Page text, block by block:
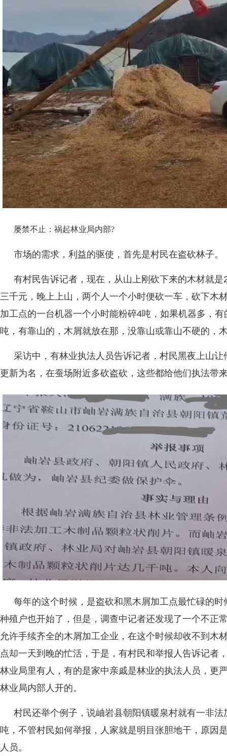
屡禁不止：祸起林业局内部?
市场的需求，利益的驱使，首先是村民在盗砍林子。
有村民告诉记者，现在，从山上刚砍下来的木材就
三千元，晚上上山，两个人一个小时便砍一车，砍下木
加工点的一台机器一个小时能粉碎4吨，如果机器多，
吨，有靠山的，木屑就放在那，没靠山或靠山不硬的，
采访中，有林业执法人员告诉记者，村民黑夜上山
更新为名，在蚕场附近多砍盗砍，这些都给他们执法带
每年的这个时候，是盗砍和黑木屑加工点最忙碌的
种殖户也开始了，但是，调查中记者还发现了一个不正
允许手续齐全的木屑加工企业，在这个时候却收不到木
点却一天到晚的忙活，于是，有村民和举报人告诉记者
林业局里有人，有的是家中亲戚是林业的执法人员，更
林业局内部人开的。
村民还举个例子，说岫岩县朝阳镇暖泉村就有一非
吨，不管村民如何举报，人家就是明目张胆地干，原因
人员。